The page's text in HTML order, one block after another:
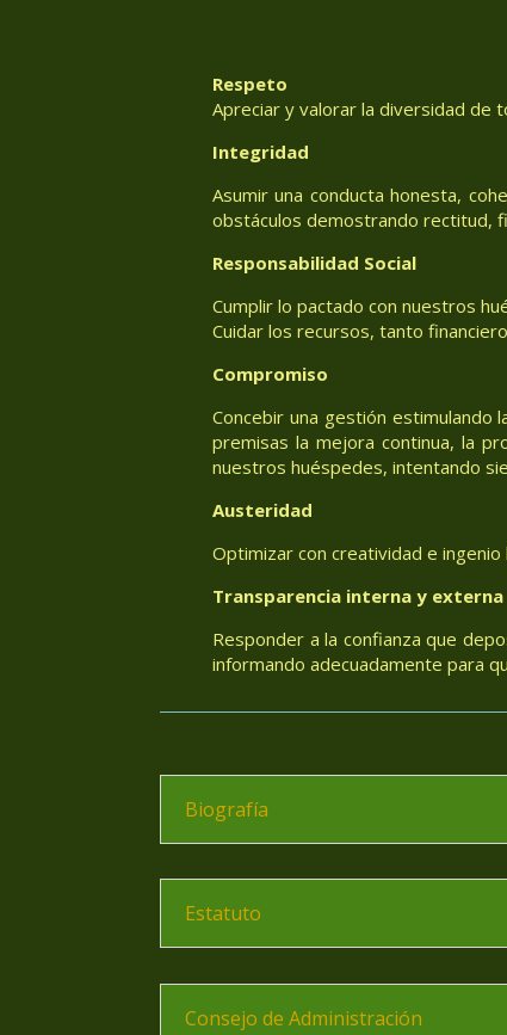
Respeto
Apreciar y valorar la diversidad de
Integridad
Asumir una conducta honesta,
obstáculos demostrando rectitud,
Responsabilidad Social
Cumplir lo pactado con nuestros
Cuidar los recursos, tanto
Compromiso
Concebir una gestión
premisas la mejora continua, la
nuestros huéspedes, intentando
Austeridad
Optimizar con creatividad e
Transparencia interna y externa
Responder a la confianza que
informando adecuadamente para
Biografía
Estatuto
Consejo de Administración